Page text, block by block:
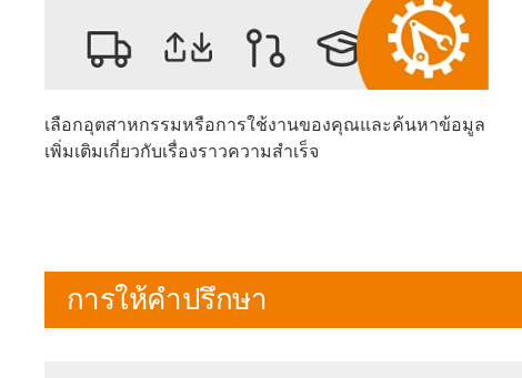
เลือกอุตสาหกรรมหรือการใช้งานของคุณและค้นหาข้อมูล
เพิ่มเติมเกี่ยวกับเรื่องราวความสำเร็จ
การให้คำปรึกษา